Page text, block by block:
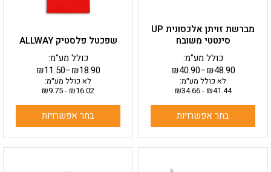
מברשת זויתן אלכסונית UP
סינטטי משובח
₪40.90–₪48.90
כולל מע"מ:
לא כולל מע״מ:
₪41.44
-
₪34.66
בחר אפשרויות
המוצר
שפכטל פלסטיק ALLWAY
₪11.50–₪18.90
כולל מע"מ:
לא כולל מע״מ:
₪16.02
-
₪9.75
בחר אפשרויות
האפשרויות